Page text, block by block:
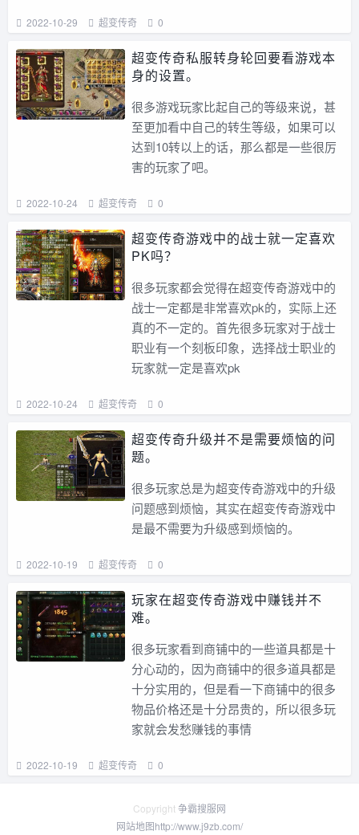
2022-10-29 超变传奇 0
超变传奇私服转身轮回要看游戏本
身的设置。
很多游戏玩家比起自己的等级来说，甚
至更加看中自己的转生等级，如果可以
达到10转以上的话，那么都是一些很厉
害的玩家了吧。
2022-10-24 超变传奇 0
超变传奇游戏中的战士就一定喜欢
PK吗？
很多玩家都会觉得在超变传奇游戏中的
战士一定都是非常喜欢pk的，实际上还
真的不一定的。首先很多玩家对于战士
职业有一个刻板印象，选择战士职业的
玩家就一定是喜欢pk
2022-10-24 超变传奇 0
超变传奇升级并不是需要烦恼的问
题。
很多玩家总是为超变传奇游戏中的升级
问题感到烦恼，其实在超变传奇游戏中
是最不需要为升级感到烦恼的。
2022-10-19 超变传奇 0
玩家在超变传奇游戏中赚钱并不
难。
很多玩家看到商铺中的一些道具都是十
分心动的，因为商铺中的很多道具都是
十分实用的，但是看一下商铺中的很多
物品价格还是十分昂贵的，所以很多玩
家就会发愁赚钱的事情
2022-10-19 超变传奇 0
Copyright争霸搜服网
网站地图http://www.j9zb.com/